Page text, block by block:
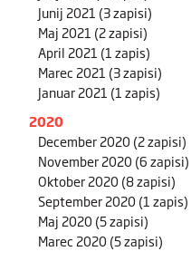
Junij 2021 (3 zapisi)
Maj 2021 (2 zapisi)
April 2021 (1 zapis)
Marec 2021 (3 zapisi)
Januar 2021 (1 zapis)
2020
December 2020(2 zapisi)
November 2020(6 zapisi)
Oktober 2020(8 zapisi)
September 2020(1 zapis)
Maj 2020(5 zapisi)
Marec 2020(5 zapisi)